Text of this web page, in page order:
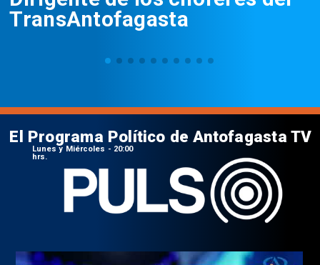
TransAntofagasta
El Programa Político de Antofagasta TV
Lunes y Miércoles - 20:00
hrs.